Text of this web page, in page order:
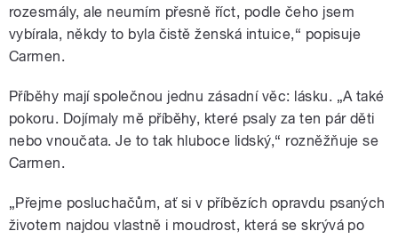
rozesmály, ale neumím přesně říct, podle čeho jsem
vybírala, někdy to byla čistě ženská intuice,“ popisuje
Carmen.
Příběhy mají společnou jednu zásadní věc: lásku. „A také
pokoru. Dojímaly mě příběhy, které psaly za ten pár děti
nebo vnoučata. Je to tak hluboce lidský,“ rozněžňuje se
Carmen.
„Přejme posluchačům, ať si v příbězích opravdu psaných
životem najdou vlastně i moudrost, která se skrývá po